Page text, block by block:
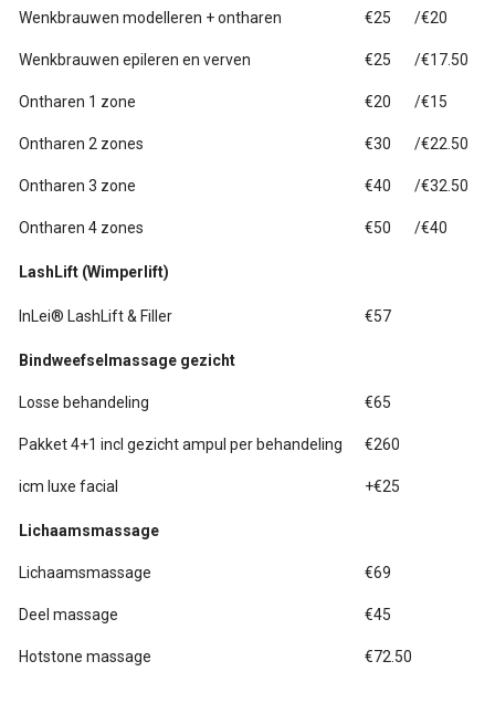
Wenkbrauwen modelleren + ontharen €25 /€20
Wenkbrauwen epileren en verven €25 /€17.50
Ontharen 1 zone €20 /€15
Ontharen 2 zones €30 /€22.50
Ontharen 3 zone €40 /€32.50
Ontharen 4 zones €50 /€40
LashLift (Wimperlift)
InLei® LashLift & Filler €57
Bindweefselmassage gezicht
Losse behandeling €65
Pakket 4+1 incl gezicht ampul per behandeling €260
icm luxe facial +€25
Lichaamsmassage
Lichaamsmassage €69
Deel massage €45
Hotstone massage €72.50